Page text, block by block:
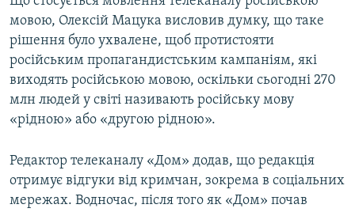
мовою, Олексій Мацука висловив думку, що таке
рішення було ухвалене, щоб протистояти
російським пропагандистським кампаніям, які
виходять російською мовою, оскільки сьогодні 270
млн людей у світі називають російську мову
«рідною» або «другою рідною».
Редактор телеканалу «Дом» додав, що редакція
отримує відгуки від кримчан, зокрема в соціальних
мережах. Водночас, після того як «Дом» почав